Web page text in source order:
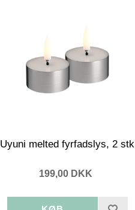
Uyuni melted fyrfadslys, 2 stk
199,00 DKK